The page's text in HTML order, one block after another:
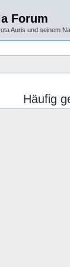
Forum
Auris und seinem
Häufig